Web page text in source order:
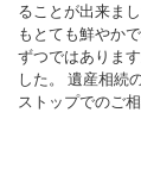
ることが出来ま
もとても鮮やか
ずつではありま
した。 遺産相続
ストップでのご